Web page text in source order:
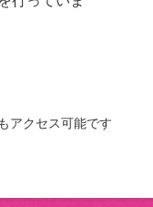
アクセス可能です